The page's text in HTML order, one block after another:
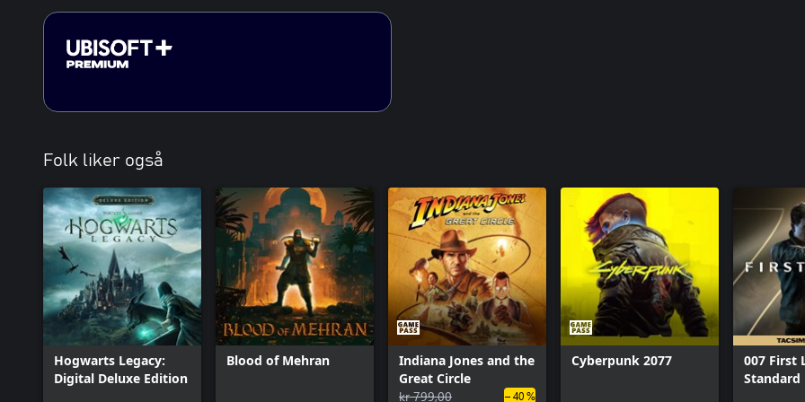
Folk liker også
Hogwarts Legacy:
Digital Deluxe Edition
Blood of Mehran
Indiana Jones and the
Great Circle
kr 799,00
– 40 %
Cyberpunk 2077
007 First
Standard